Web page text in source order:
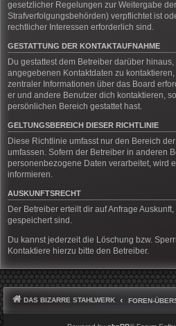
gesetzlicher Regelungen zur Weitergabe
Strafverfolgungsbehörden) verpflichtet ist
rechtlicher Interessen erforderlich sind.
GESTATTUNG DER KONTAKTAUFNAHME
Du gestattest dem Betreiber darüber
angegebenen Kontaktdaten zu
zentraler Informationen über das Board
er und andere Benutzer dich kontaktieren,
persönlichen Bereich gestattet hast.
GELTUNGSBEREICH DIESER RICHTLINIE
Diese Richtlinie umfasst nur den Bereich
umfassen. Sofern der Betreiber in anderen
personenbezogene Daten verarbeitet, wird
informieren.
AUSKUNFTSRECHT
Der Betreiber erteilt dir auf Anfrage
gespeichert sind.
Du kannst jederzeit die Löschung bzw.
Kontaktiere hierzu bitte den Betreiber.
DAS BIZARRE STAHLWERK FOREN-